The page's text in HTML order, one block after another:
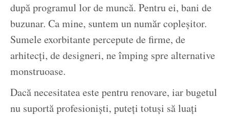
după programul lor de muncă. Pentru ei, bani de
buzunar. Ca mine, suntem un număr copleșitor.
Sumele exorbitante percepute de firme, de
arhitecți, de designeri, ne împing spre alternative
monstruoase.
Dacă necesitatea este pentru renovare, iar bugetul
nu suportă profesioniști, puteți totuși să luați